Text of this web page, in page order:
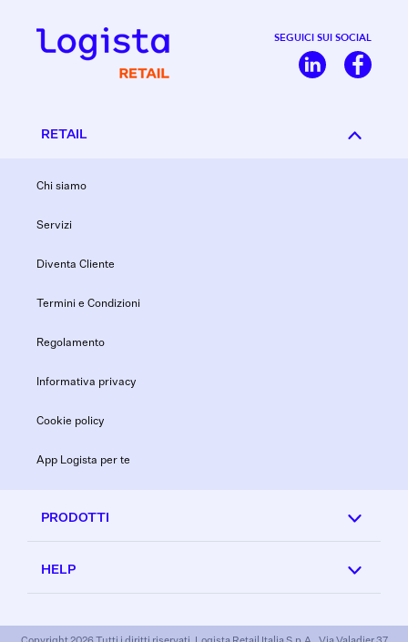
SEGUICI SUI SOCIAL
RETAIL
Chi siamo
Servizi
Diventa Cliente
Termini e Condizioni
Regolamento
Informativa privacy
Cookie policy
App Logista per te
PRODOTTI
HELP